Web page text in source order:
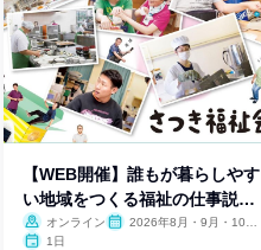
【WEB開催】誰もが暮らしやす
い地域をつくる福祉の仕事説明
会
オンライン
2026年8月・9月・10
1日